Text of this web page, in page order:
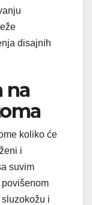
disajnih
na
koliko će
i
suvim
i